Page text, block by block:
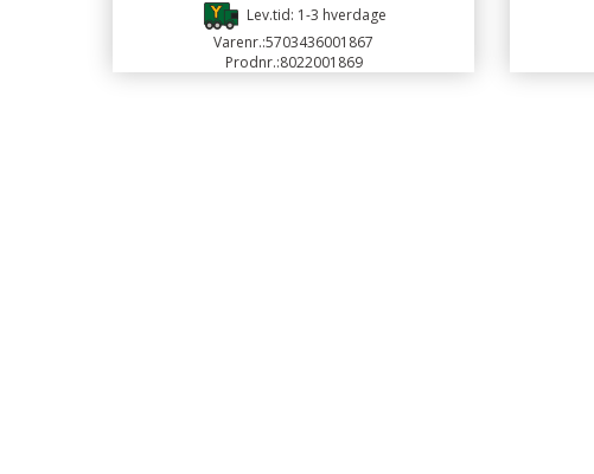
Lev.tid: 1-3 hverdage
Varenr.:5703436001867
Prodnr.:8022001869